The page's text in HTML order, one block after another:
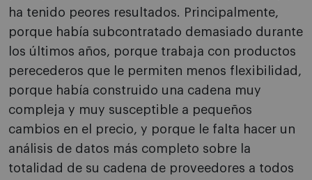
ha tenido peores resultados. Principalmente,
porque había subcontratado demasiado durante
los últimos años, porque trabaja con productos
perecederos que le permiten menos flexibilidad,
porque había construido una cadena muy
compleja y muy susceptible a pequeños
cambios en el precio, y porque le falta hacer un
análisis de datos más completo sobre la
totalidad de su cadena de proveedores a todos